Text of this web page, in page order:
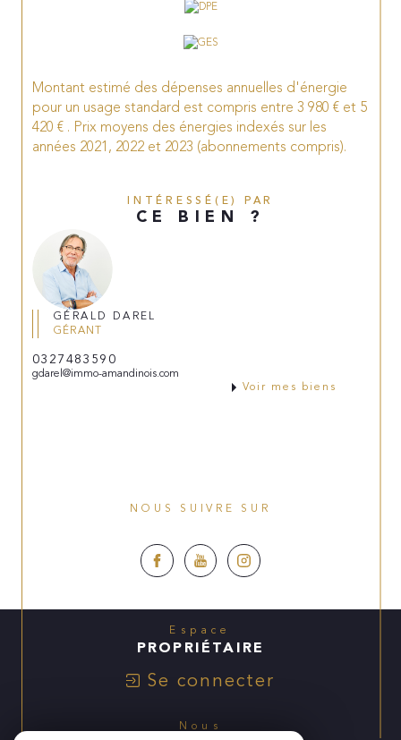
Montant estimé des dépenses annuelles d'énergie
pour un usage standard est compris entre 3 980 € et 5
420 € . Prix moyens des énergies indexés sur les
années 2021, 2022 et 2023 (abonnements compris).
INTÉRESSÉ(E) PAR
CE BIEN ?
GÉRALD DAREL
GÉRANT
0327483590
gdarel@immo-amandinois.com
Voir mes biens
NOUS SUIVRE SUR
Espace
PROPRIÉTAIRE
Se connecter
Nous